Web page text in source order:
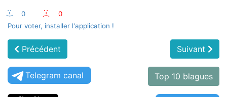
:-) 0 :-(
0
Pour voter, installer l'application !
Précédent Suivant
Telegram canal Top 10 blagues